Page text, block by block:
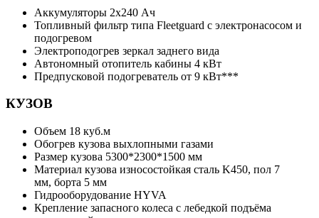
Аккумуляторы 2х240 Ач
Топливный фильтр типа Fleetguard с электронасосом и
подогревом
Электроподогрев зеркал заднего вида
Автономный отопитель кабины 4 кВт
Предпусковой подогреватель от 9 кВт***
КУЗОВ
Объем 18 куб.м
Обогрев кузова выхлопными газами
Размер кузова 5300*2300*1500 мм
Материал кузова износостойкая сталь K450, пол 7
мм, борта 5 мм
Гидрооборудование HYVA
Крепление запасного колеса с лебедкой подъёма